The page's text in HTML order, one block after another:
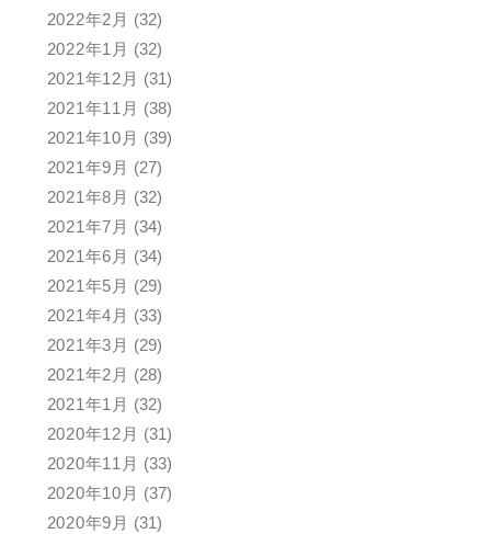
2022年2月 (32)
2022年1月 (32)
2021年12月 (31)
2021年11月 (38)
2021年10月 (39)
2021年9月 (27)
2021年8月 (32)
2021年7月 (34)
2021年6月 (34)
2021年5月 (29)
2021年4月 (33)
2021年3月 (29)
2021年2月 (28)
2021年1月 (32)
2020年12月 (31)
2020年11月 (33)
2020年10月 (37)
2020年9月 (31)